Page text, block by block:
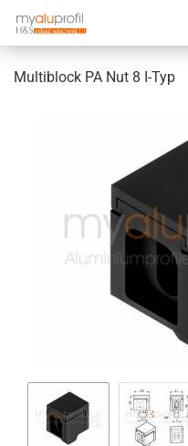
Multiblock PA Nut 8 I-Typ